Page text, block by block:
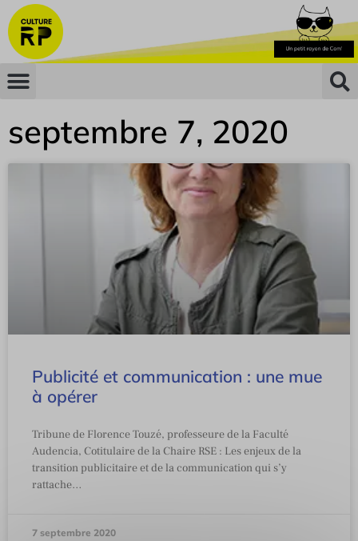
septembre 7, 2020
Publicité et communication : une mue
à opérer
Tribune de Florence Touzé, professeure de la Faculté
Audencia, Cotitulaire de la Chaire RSE : Les enjeux de la
transition publicitaire et de la communication qui s’y
rattache…
7 septembre 2020